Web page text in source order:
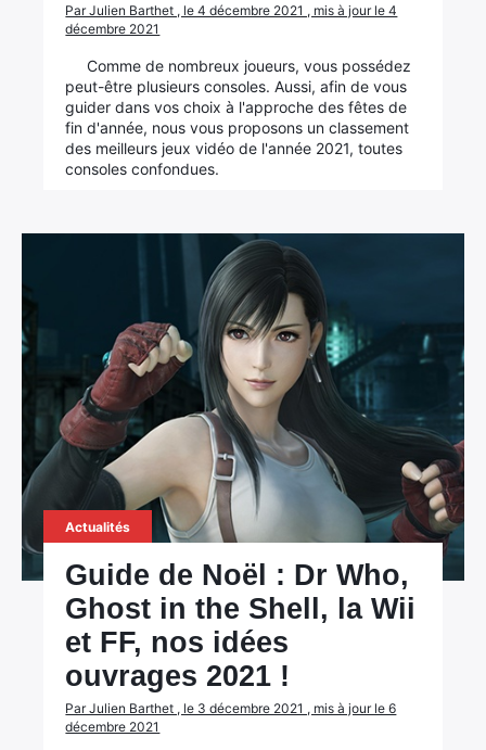
Par Julien Barthet , le 4 décembre 2021 , mis à jour le 4
décembre 2021
Comme de nombreux joueurs, vous possédez
peut-être plusieurs consoles. Aussi, afin de vous
guider dans vos choix à l'approche des fêtes de
fin d'année, nous vous proposons un classement
des meilleurs jeux vidéo de l'année 2021, toutes
consoles confondues.
Actualités
Guide de Noël : Dr Who,
Ghost in the Shell, la Wii
et FF, nos idées
ouvrages 2021 !
Par Julien Barthet , le 3 décembre 2021 , mis à jour le 6
décembre 2021